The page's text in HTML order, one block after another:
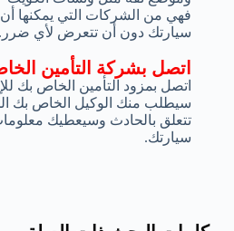
اتصل بشركة التأمين
اتصل بمزود التأمين الخاص بك
سيطلب منك الوكيل الخاص بك
تتعلق بالحادث وسيعطيك
سيارتك.
فهي من الشركات التي يمكنها
سيارتك دون أن تتعرض لأي ضرر.